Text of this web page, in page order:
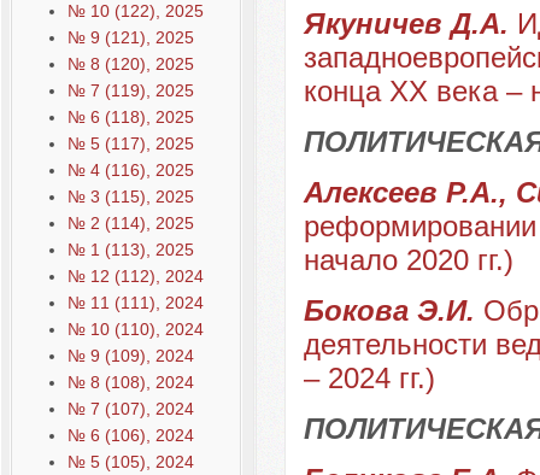
№ 10 (122), 2025
№ 9 (121), 2025
№ 8 (120), 2025
№ 7 (119), 2025
№ 6 (118), 2025
№ 5 (117), 2025
№ 4 (116), 2025
№ 3 (115), 2025
№ 2 (114), 2025
№ 1 (113), 2025
№ 12 (112), 2024
№ 11 (111), 2024
№ 10 (110), 2024
№ 9 (109), 2024
№ 8 (108), 2024
№ 7 (107), 2024
№ 6 (106), 2024
№ 5 (105), 2024
Якуничев Д.А.
конца XX века –
Алексеев Р.А.,
реформировании
начало 2020 гг.)
Бокова Э.И.
деятельности
– 2024 гг.)